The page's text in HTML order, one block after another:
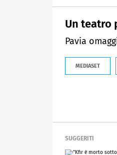
Un teatro
Pavia
MEDIASET
SUGGERITI